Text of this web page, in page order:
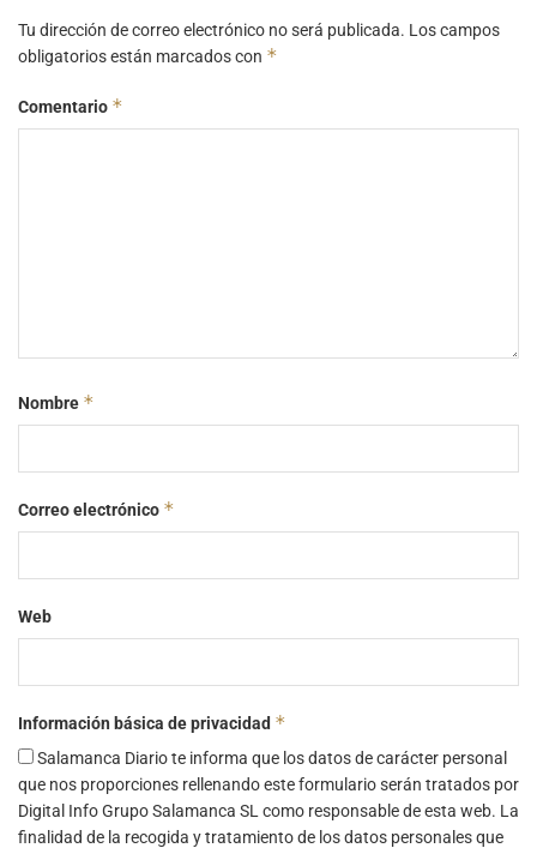
Tu dirección de correo electrónico no será publicada. Los campos
obligatorios están marcados con *
Comentario *
Nombre *
Correo electrónico *
Web
Información básica de privacidad *
Salamanca Diario te informa que los datos de carácter personal
que nos proporciones rellenando este formulario serán tratados por
Digital Info Grupo Salamanca SL como responsable de esta web. La
finalidad de la recogida y tratamiento de los datos personales que